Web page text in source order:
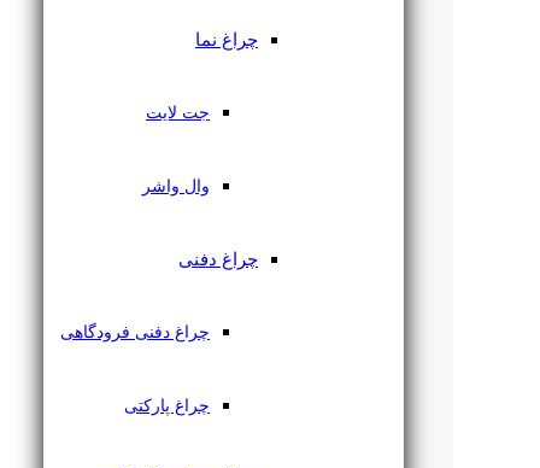
چراغ نما
جت لایت
وال واشر
چراغ دفنی
چراغ دفنی فرودگاهی
چراغ پارکتی